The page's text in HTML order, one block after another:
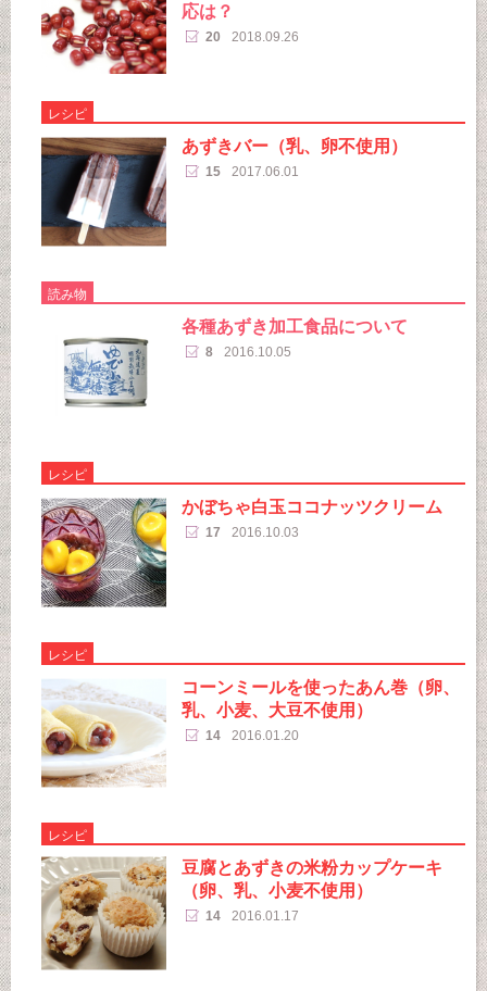
応は？
20 2018.09.26
レシピ
あずきバー（乳、卵不使用）
15 2017.06.01
読み物
各種あずき加工食品について
8 2016.10.05
レシピ
かぼちゃ白玉ココナッツクリーム
17 2016.10.03
レシピ
コーンミールを使ったあん巻（卵、
乳、小麦、大豆不使用）
14 2016.01.20
レシピ
豆腐とあずきの米粉カップケーキ
（卵、乳、小麦不使用）
14 2016.01.17